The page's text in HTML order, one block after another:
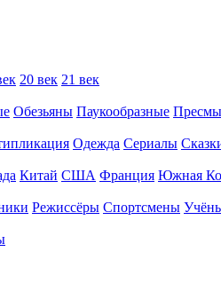
20 век 21 век
Обезьяны Паукообразные
Одежда Сериалы
Китай США Франция Южная
Режиссёры Спортсмены